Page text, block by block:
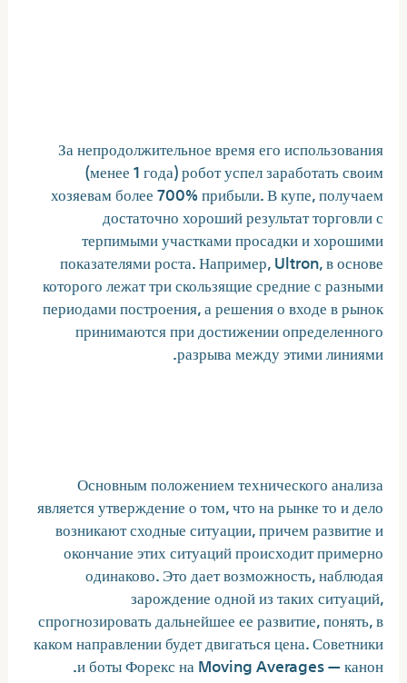
За непродолжительное время его использования
(менее 1 года) робот успел заработать своим
хозяевам более 700% прибыли. В купе, получаем
достаточно хороший результат торговли с
терпимыми участками просадки и хорошими
показателями роста. Например, Ultron, в основе
которого лежат три скользящие средние с разными
периодами построения, а решения о входе в рынок
принимаются при достижении определенного
разрыва между этими линиями.
Основным положением технического анализа
является утверждение о том, что на рынке то и дело
возникают сходные ситуации, причем развитие и
окончание этих ситуаций происходит примерно
одинаково. Это дает возможность, наблюдая
зарождение одной из таких ситуаций,
спрогнозировать дальнейшее ее развитие, понять, в
каком направлении будет двигаться цена. Советники
и боты Форекс на Moving Averages — канон.